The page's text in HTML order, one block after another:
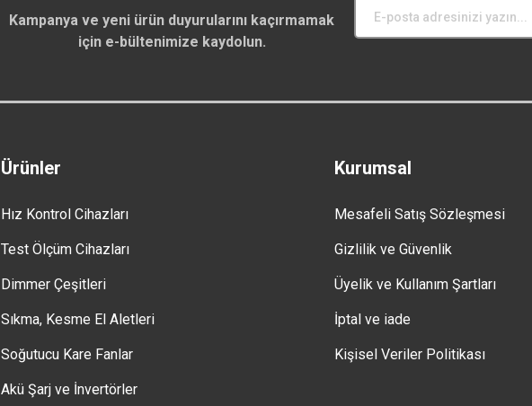
Kampanya ve yeni ürün duyurularını kaçırmamak
için e-bültenimize kaydolun.
Ürünler
Hız Kontrol Cihazları
Test Ölçüm Cihazları
Dimmer Çeşitleri
Sıkma, Kesme El Aletleri
Soğutucu Kare Fanlar
Akü Şarj ve İnvertörler
Kurumsal
Mesafeli Satış Sözleşmesi
Gizlilik ve Güvenlik
Üyelik ve Kullanım Şartları
İptal ve iade
Kişisel Veriler Politikası